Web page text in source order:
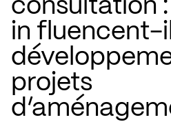
consultation
in fluencent-
projets